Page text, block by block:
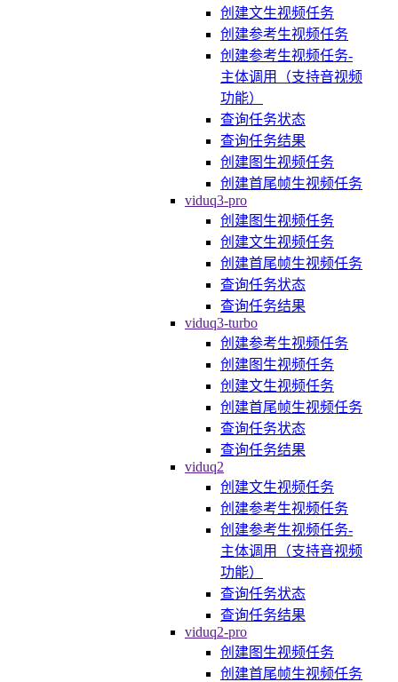
创建文生视频任务
创建参考生视频任务
创建参考生视频任务-
主体调用（支持音视频
功能）
查询任务状态
查询任务结果
创建图生视频任务
创建首尾帧生视频任务
viduq3-pro
创建图生视频任务
创建文生视频任务
创建首尾帧生视频任务
查询任务状态
查询任务结果
viduq3-turbo
创建参考生视频任务
创建图生视频任务
创建文生视频任务
创建首尾帧生视频任务
查询任务状态
查询任务结果
viduq2
创建文生视频任务
创建参考生视频任务
创建参考生视频任务-
主体调用（支持音视频
功能）
查询任务状态
查询任务结果
viduq2-pro
创建图生视频任务
创建首尾帧生视频任务